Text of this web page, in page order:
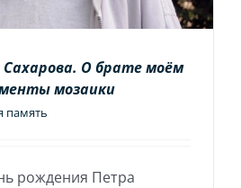
О брате моём
мозаики
память
рождения Петра